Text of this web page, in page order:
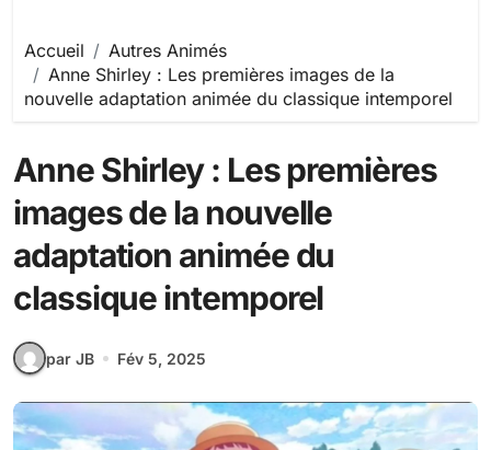
Accueil
Autres Animés
Anne Shirley : Les premières images de la
nouvelle adaptation animée du classique intemporel
Anne Shirley : Les premières
images de la nouvelle
adaptation animée du
classique intemporel
par JB Fév 5, 2025